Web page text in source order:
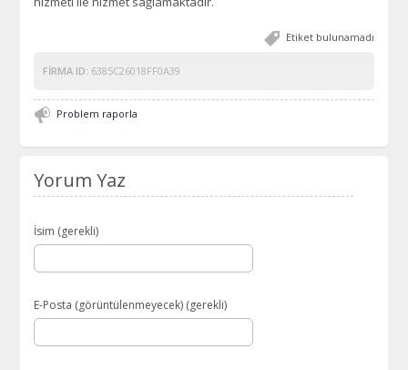
Etiket bulunamadı
FIRMA ID: 6385C26018FF0A39
Problem raporla
Yorum Yaz
İsim (gerekli)
E-Posta (görüntülenmeyecek) (gerekli)